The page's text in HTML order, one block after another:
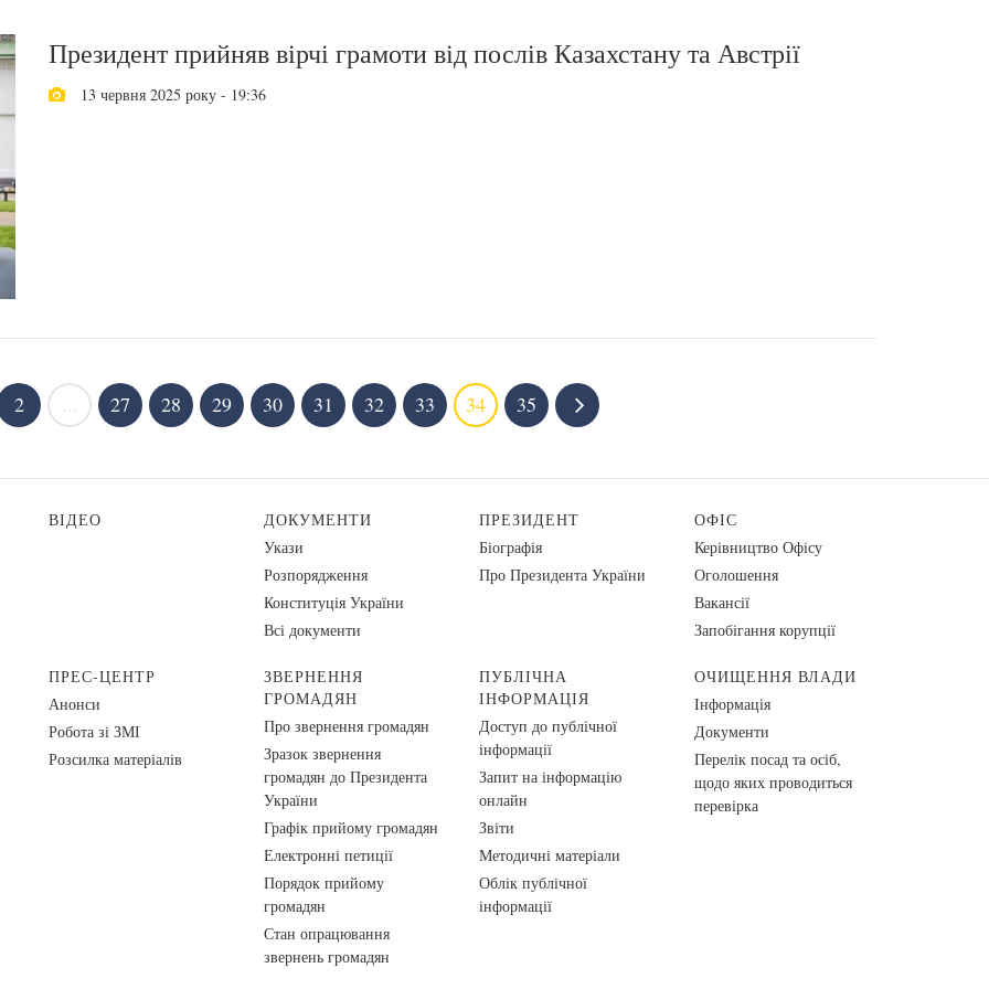
Президент прийняв вірчі грамоти від послів Казахстану та Австрії
13 червня 2025 року - 19:36
2 27 28 29 30 31 32 33 34 35
ВІДЕО
ДОКУМЕНТИ
Укази
Розпорядження
Конституція України
Всі документи
ПРЕЗИДЕНТ
Біографія
Про Президента України
ОФІС
Керівництво Офісу
Оголошення
Вакансії
Запобігання корупції
ПРЕС-ЦЕНТР
Анонси
Робота зі ЗМІ
Розсилка матеріалів
ЗВЕРНЕННЯ
ГРОМАДЯН
Про звернення громадян
Зразок звернення
громадян до Президента
України
Графік прийому громадян
Електронні петиції
Порядок прийому
громадян
Стан опрацювання
звернень громадян
ПУБЛІЧНА
ІНФОРМАЦІЯ
Доступ до публічної
інформації
Запит на інформацію
онлайн
Звіти
Методичні матеріали
Облік публічної
інформації
ОЧИЩЕННЯ ВЛАДИ
Інформація
Документи
Перелік посад та осіб,
щодо яких проводиться
перевірка